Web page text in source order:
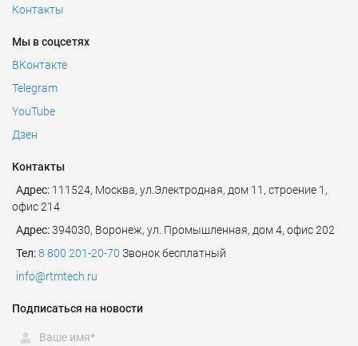
Контакты
Мы в соцсетях
ВКонтакте
Telegram
YouTube
Дзен
Контакты
Адрес: 111524, Москва, ул.Электродная, дом 11, строение 1,
офис 214
Адрес:394030, Воронеж, ул. Промышленная, дом 4, офис 202
Тел:8 800 201-20-70 Звонок бесплатный
info@rtmtech.ru
Подписаться на новости